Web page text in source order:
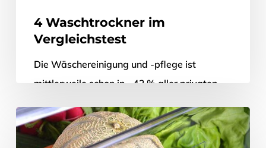
4 Waschtrockner im
Vergleichstest
Die Wäschereinigung und -pflege ist
mittlerweile schon in ~42 % aller privaten
worden: So viele Haushalte sind es nämlich,
in denen sich…